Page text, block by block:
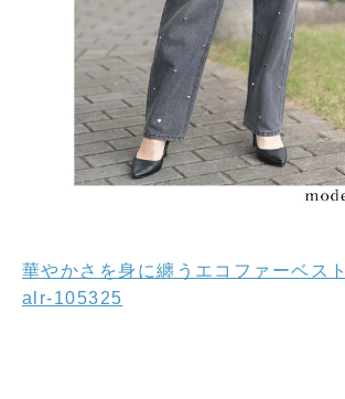
華やかさを身に纏うエコファーベスト
alr-105325